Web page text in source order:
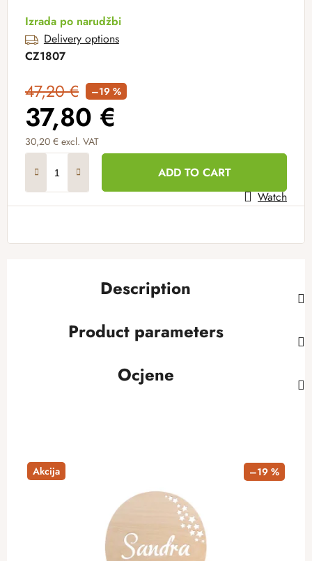
Izrada po narudžbi
Delivery options
CZ1807
47,20 € –19 %
37,80 €
30,20 € excl. VAT
ADD TO CART
Watch
Description
Product parameters
Ocjene
Akcija –19 %